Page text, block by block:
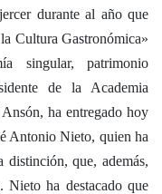
durante al año que
Cultura Gastronómica»
singular, patrimonio
de la Academia
ha entregado hoy
Antonio Nieto, quien ha
distinción, que, además,
Nieto ha destacado que